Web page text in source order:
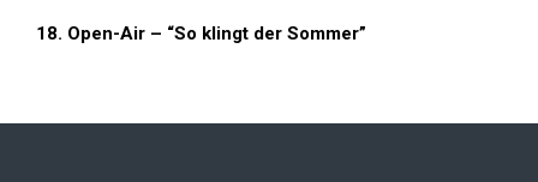
18. Open-Air – “So klingt der Sommer”